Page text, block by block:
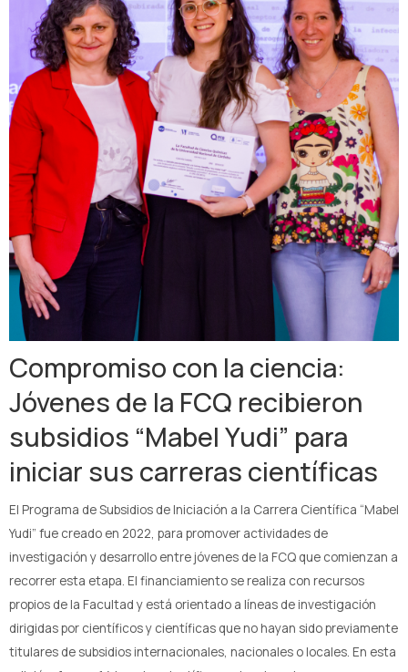
Compromiso con la ciencia:
Jóvenes de la FCQ recibieron
subsidios “Mabel Yudi” para
iniciar sus carreras científicas
El Programa de Subsidios de Iniciación a la Carrera Científica “Mabel
Yudi” fue creado en 2022, para promover actividades de
investigación y desarrollo entre jóvenes de la FCQ que comienzan a
recorrer esta etapa. El financiamiento se realiza con recursos
propios de la Facultad y está orientado a líneas de investigación
dirigidas por científicos y científicas que no hayan sido previamente
titulares de subsidios internacionales, nacionales o locales. En esta